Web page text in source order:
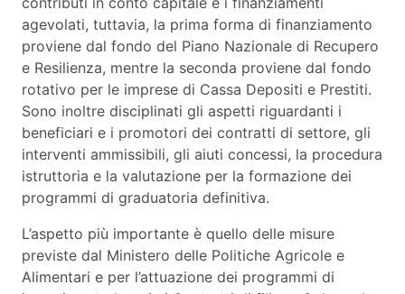
agevolati, tuttavia, la prima forma di finanziamento
proviene dal fondo del Piano Nazionale di Recupero
e Resilienza, mentre la seconda proviene dal fondo
rotativo per le imprese di Cassa Depositi e Prestiti.
Sono inoltre disciplinati gli aspetti riguardanti i
beneficiari e i promotori dei contratti di settore, gli
interventi ammissibili, gli aiuti concessi, la procedura
istruttoria e la valutazione per la formazione dei
programmi di graduatoria definitiva.
L’aspetto più importante è quello delle misure
previste dal Ministero delle Politiche Agricole e
Alimentari e per l’attuazione dei programmi di